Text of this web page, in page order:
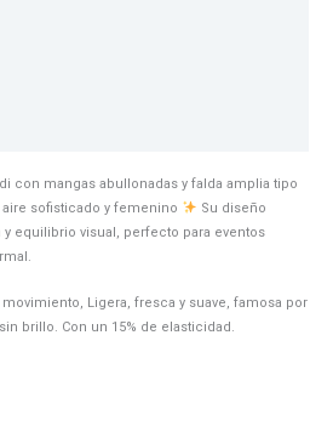
con mangas abullonadas y falda amplia tipo
sofisticado y femenino
Su diseño
equilibrio visual, perfecto para eventos
Ligera, fresca y suave, famosa por
brillo. Con un 15% de elasticidad.